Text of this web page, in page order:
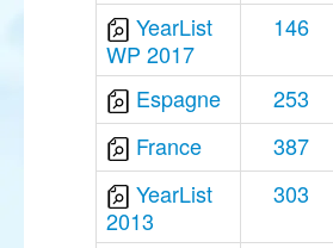
YearList
WP 2017
146
Espagne 253
France
387
YearList
2013
303